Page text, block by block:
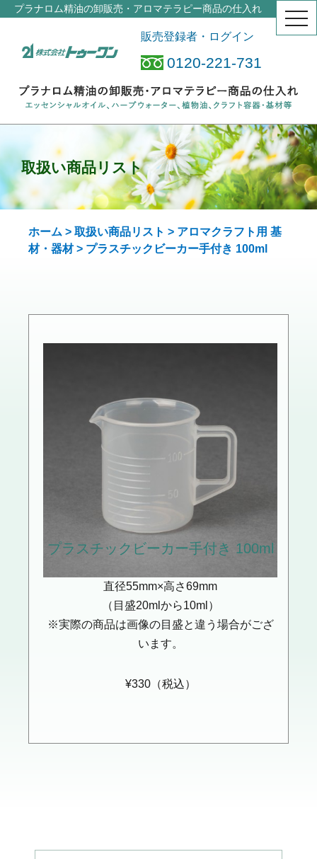
プラナロム精油の卸販売・アロマテラピー商品の仕入れ
販売登録者・ログイン
0120-221-731
取扱い商品リスト
ホーム > 取扱い商品リスト > アロマクラフト用 基
材・器材> プラスチックビーカー手付き 100ml
プラスチックビーカー手付き 100ml
直径55mm×高さ69mm
（目盛20mlから10ml）
※実際の商品は画像の目盛と違う場合がござ
います。
¥330（税込）